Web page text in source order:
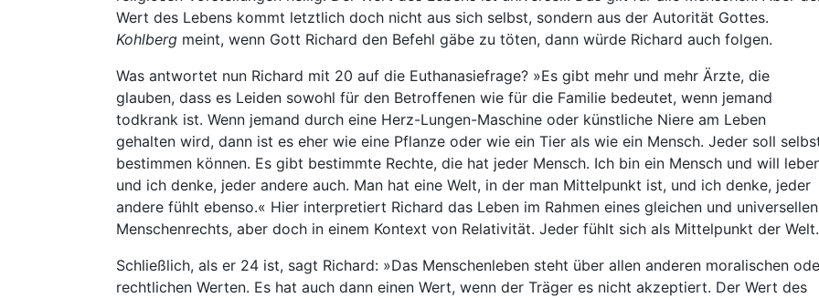
Wert des Lebens kommt letztlich doch nicht aus sich selbst, sondern aus der Autorität Gottes.
Kohlberg meint, wenn Gott Richard den Befehl gäbe zu töten, dann würde Richard auch folgen.
Was antwortet nun Richard mit 20 auf die Euthanasiefrage? »Es gibt mehr und mehr Ärzte, die
glauben, dass es Leiden sowohl für den Betroffenen wie für die Familie bedeutet, wenn jemand
todkrank ist. Wenn jemand durch eine Herz-Lungen-Maschine oder künstliche Niere am Leben
gehalten wird, dann ist es eher wie eine Pflanze oder wie ein Tier als wie ein Mensch. Jeder soll
bestimmen können. Es gibt bestimmte Rechte, die hat jeder Mensch. Ich bin ein Mensch und will
und ich denke, jeder andere auch. Man hat eine Welt, in der man Mittelpunkt ist, und ich denke, jeder
andere fühlt ebenso.« Hier interpretiert Richard das Leben im Rahmen eines gleichen und universellen
Menschenrechts, aber doch in einem Kontext von Relativität. Jeder fühlt sich als Mittelpunkt der Welt.
Schließlich, als er 24 ist, sagt Richard: »Das Menschenleben steht über allen anderen moralischen
rechtlichen Werten. Es hat auch dann einen Wert, wenn der Träger es nicht akzeptiert. Der Wert des